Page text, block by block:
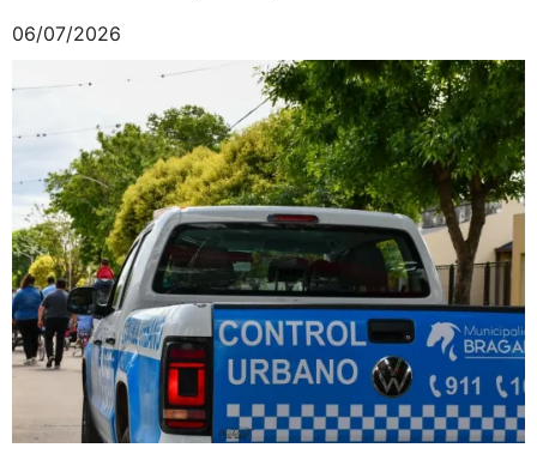
06/07/2026